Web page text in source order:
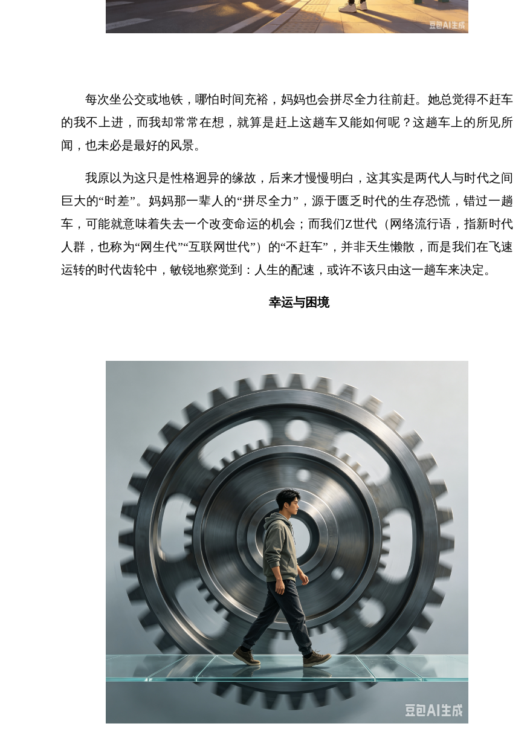
每次坐公交或地铁，哪怕时间充裕，妈妈也会拼尽全力往前赶。她总觉得不赶车
的我不上进，而我却常常在想，就算是赶上这趟车又能如何呢？这趟车上的所见所
闻，也未必是最好的风景。
我原以为这只是性格迥异的缘故，后来才慢慢明白，这其实是两代人与时代之间
巨大的“时差”。妈妈那一辈人的“拼尽全力”，源于匮乏时代的生存恐慌，错过一趟
车，可能就意味着失去一个改变命运的机会；而我们Z世代（网络流行语，指新时代
人群，也称为“网生代”“互联网世代”）的“不赶车”，并非天生懒散，而是我们在飞速
运转的时代齿轮中，敏锐地察觉到：人生的配速，或许不该只由这一趟车来决定。
幸运与困境
黄思光赴四川调研 校省签署战略合作协议